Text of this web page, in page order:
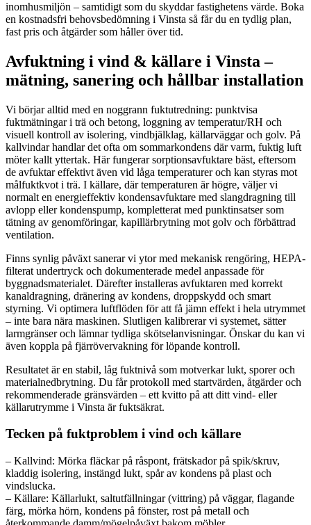
inomhusmiljön – samtidigt som du skyddar fastighetens värde. Boka
en kostnadsfri behovsbedömning i Vinsta så får du en tydlig plan,
fast pris och åtgärder som håller över tid.
Avfuktning i vind & källare i Vinsta –
mätning, sanering och hållbar installation
Vi börjar alltid med en noggrann fuktutredning: punktvisa
fuktmätningar i trä och betong, loggning av temperatur/RH och
visuell kontroll av isolering, vindbjälklag, källarväggar och golv. På
kallvindar handlar det ofta om sommarkondens där varm, fuktig luft
möter kallt yttertak. Här fungerar sorptionsavfuktare bäst, eftersom
de avfuktar effektivt även vid låga temperaturer och kan styras mot
målfuktkvot i trä. I källare, där temperaturen är högre, väljer vi
normalt en energieffektiv kondensavfuktare med slangdragning till
avlopp eller kondenspump, kompletterat med punktinsatser som
tätning av genomföringar, kapillärbrytning mot golv och förbättrad
ventilation.
Finns synlig påväxt sanerar vi ytor med mekanisk rengöring, HEPA-
filterat undertryck och dokumenterade medel anpassade för
byggnadsmaterialet. Därefter installeras avfuktaren med korrekt
kanaldragning, dränering av kondens, droppskydd och smart
styrning. Vi optimera luftflöden för att få jämn effekt i hela utrymmet
– inte bara nära maskinen. Slutligen kalibrerar vi systemet, sätter
larmgränser och lämnar tydliga skötselanvisningar. Önskar du kan vi
även koppla på fjärrövervakning för löpande kontroll.
Resultatet är en stabil, låg fuktnivå som motverkar lukt, sporer och
materialnedbrytning. Du får protokoll med startvärden, åtgärder och
rekommenderade gränsvärden – ett kvitto på att ditt vind- eller
källarutrymme i Vinsta är fuktsäkrat.
Tecken på fuktproblem i vind och källare
– Kallvind: Mörka fläckar på råspont, frätskador på spik/skruv,
kladdig isolering, instängd lukt, spår av kondens på plast och
vindslucka.
– Källare: Källarlukt, saltutfällningar (vittring) på väggar, flagande
färg, mörka hörn, kondens på fönster, rost på metall och